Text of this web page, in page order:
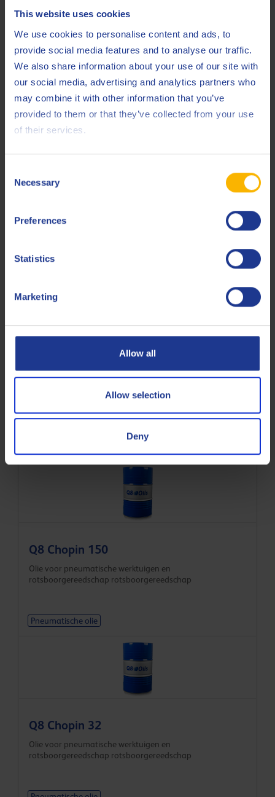
This website uses cookies
We use cookies to personalise content and ads, to
provide social media features and to analyse our traffic.
We also share information about your use of our site with
our social media, advertising and analytics partners who
may combine it with other information that you’ve
provided to them or that they’ve collected from your use
of their services.
Selection
Necessary
Preferences
Statistics
Marketing
Allow all
Allow selection
Deny
de positieve invloed op het milieu, de handafdruk,
deze pagina
Gerelateerde producten
Olie voor pneumatische werktuigen en
Q8 Chopin 220
Olie voor pneumatische werktuigen en
Q8 Chopin 150
Olie voor pneumatische werktuigen en
rotsboorgereedschap rotsboorgereedschap
Pneumatische olie
Q8 Chopin 32
Olie voor pneumatische werktuigen en
rotsboorgereedschap rotsboorgereedschap